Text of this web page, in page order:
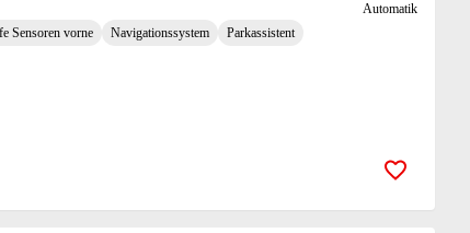
Automatik
Sensoren vorne Navigationssystem
Parkassistent
Zur